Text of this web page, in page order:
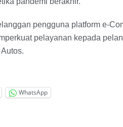
pengguna platform e-
pelayanan kepada
WhatsApp